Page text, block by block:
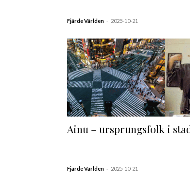
Fjärde Världen - 2025-10-21
Ainu – ursprungsfolk i
Fjärde Världen - 2025-10-21